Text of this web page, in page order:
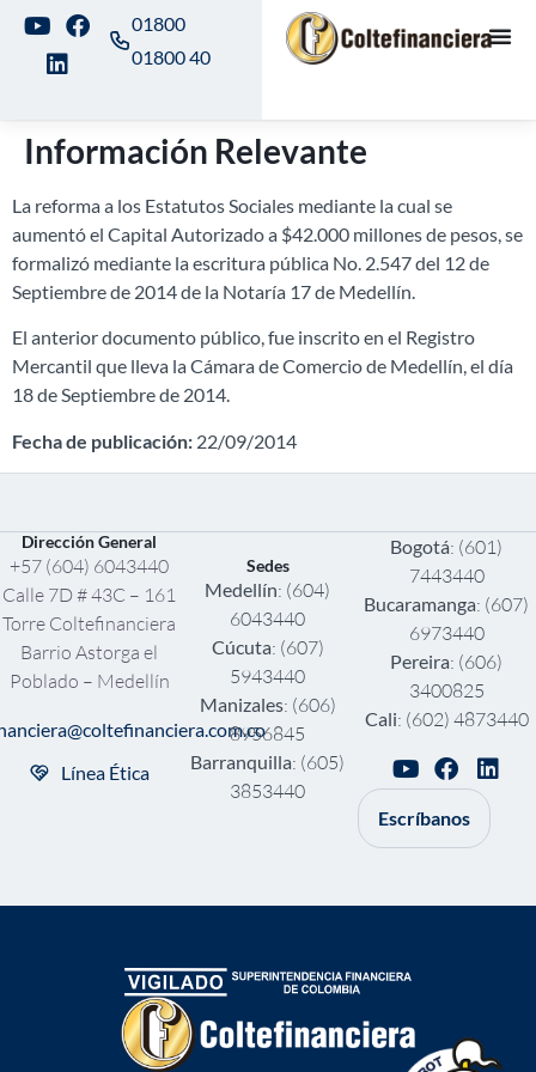
01800
01800 40
Información Relevante
La reforma a los Estatutos Sociales mediante la cual se
aumentó el Capital Autorizado a $42.000 millones de pesos, se
formalizó mediante la escritura pública No. 2.547 del 12 de
Septiembre de 2014 de la Notaría 17 de Medellín.
El anterior documento público, fue inscrito en el Registro
Mercantil que lleva la Cámara de Comercio de Medellín, el día
18 de Septiembre de 2014.
Fecha de publicación: 22/09/2014
Dirección General
+57 (604) 6043440
Calle 7D # 43C – 161
Torre Coltefinanciera
Barrio Astorga el
Poblado – Medellín
Línea Ética
Sedes
Medellín: (604)
6043440
Cúcuta: (607)
5943440
Manizales: (606)
8956845
Barranquilla: (605)
3853440
Bogotá: (601)
7443440
Bucaramanga: (607)
6973440
Pereira: (606)
3400825
Cali: (602) 4873440
Escríbanos